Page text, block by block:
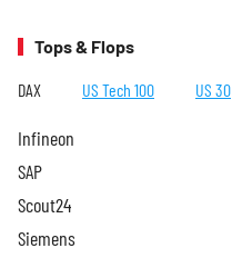
Tops & Flops
DAX US Tech 100 US 30
Infineon
SAP
Scout24
Siemens